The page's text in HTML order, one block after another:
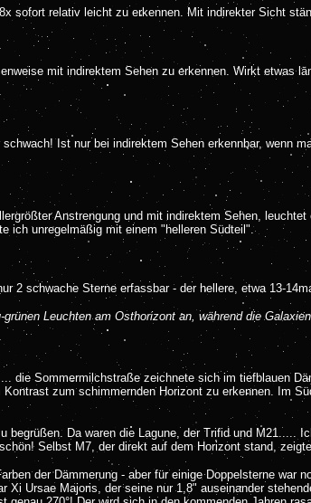
sofort relativ leicht zu erkennen. Mit indirekter Sicht
mit indirektem Sehen zu erkennen. Wirkt etwas
Ist nur bei indirektem Sehen erkennbar,
Anstrengung und mit indirektem Sehen,
ich unregelmäßig mit einem "helleren Südteil".
2 schwache Sterne erfassbar - der hellere, etwa 13-
Leuchten am Osthorizont an, während die
die Sommermilchstraße zeichnete sich im tiefblauen
zum schimmernden Horizont zu erkennen. Im
begrüßen. Da waren die Lagune, der Trifid und
Selbst M7, der direkt auf dem Horizont stand,
der Dämmerung - aber für einige Doppelsterne
Xi Ursae Majoris, der seine nur 1,8" auseinander